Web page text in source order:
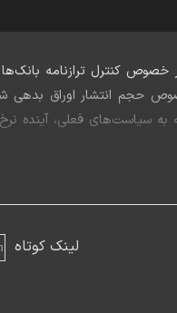
کنترل ترازنامه بانک‌ها
حجم انتشار اوراق بدهی
لینک کوتاه